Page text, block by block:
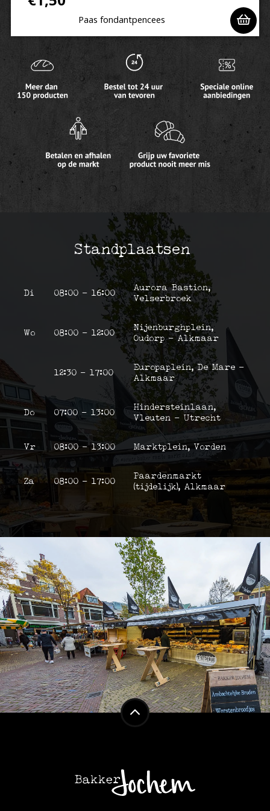
Paas fondantpencees
Standplaatsen
Di 08:00 - 16:00
Aurora Bastion,
Velserbroek
Wo 08:00 - 12:00
Nijenburghplein,
Oudorp - Alkmaar
12:30 - 17:00
Europaplein, De Mare -
Alkmaar
Do 07:00 - 13:00
Hindersteinlaan,
Vleuten - Utrecht
Vr 08:00 - 13:00 Marktplein, Vorden
Za 08:00 - 17:00
Paardenmarkt
(tijdelijk), Alkmaar